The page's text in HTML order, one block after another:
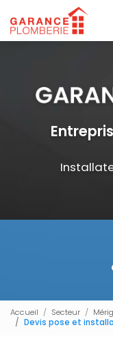
au
contenu
principal
Accueil Secteur
Devis pose et